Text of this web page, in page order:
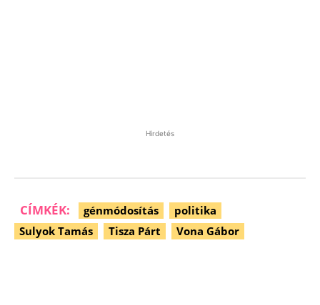
Hirdetés
CÍMKÉK: génmódosítás
politika
Sulyok Tamás
Tisza Párt Vona Gábor